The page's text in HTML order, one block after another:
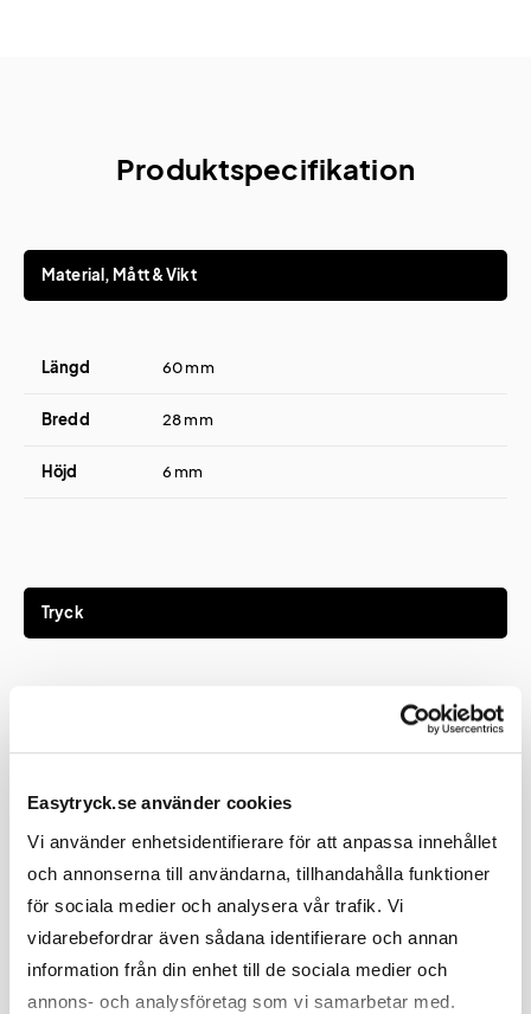
Easytryck.se använder cookies
Vi använder enhetsidentifierare för att anpassa innehållet
och annonserna till användarna, tillhandahålla funktioner
för sociala medier och analysera vår trafik. Vi
vidarebefordrar även sådana identifierare och annan
information från din enhet till de sociala medier och
annons- och analysföretag som vi samarbetar med.
Produktspecifikation
Material, Mått & Vikt
Längd 60 mm
Bredd 28 mm
Höjd 6 mm
Tryck
Tampotryck eller lasergravyr
Tryckyta 18x25 mm
Graveringsyta 18x25 mm